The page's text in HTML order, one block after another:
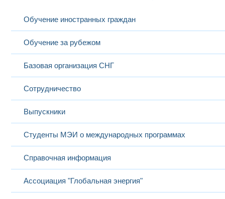
Обучение иностранных граждан
Обучение за рубежом
Базовая организация СНГ
Сотрудничество
Выпускники
Студенты МЭИ о международных программах
Справочная информация
Ассоциация "Глобальная энергия"
Щукин
Викторович
старший
преподаватель
интерфейсы
Программирование
17
Юмашев
Александр
преподаватель
системы;
системы